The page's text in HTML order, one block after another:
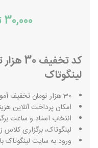
30,000 تومان
کد
لینگوتاک
30 هزار تومان تخفیف آموزش زبان لینگوتاک
امکان پرداخت آنلاین
انتخاب استاد و ساعت
لینگوتاک، برگزاری
ورود به سایت لینگوتاک